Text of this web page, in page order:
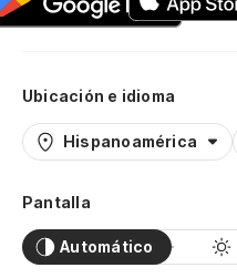
Ubicación e idioma
Hispanoamérica
Pantalla
Automático